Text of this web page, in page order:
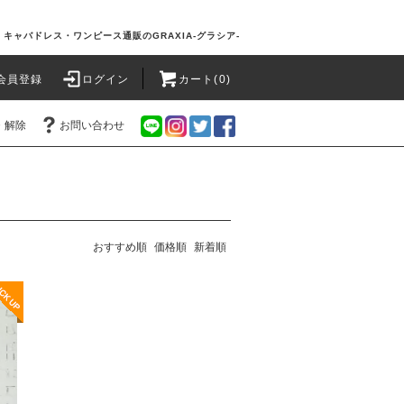
キャバドレス・ワンピース通販のGRAXIA-グラシア-
員登録 ログイン カート(0)
解除 お問い合わせ
おすすめ順 価格順 新着順